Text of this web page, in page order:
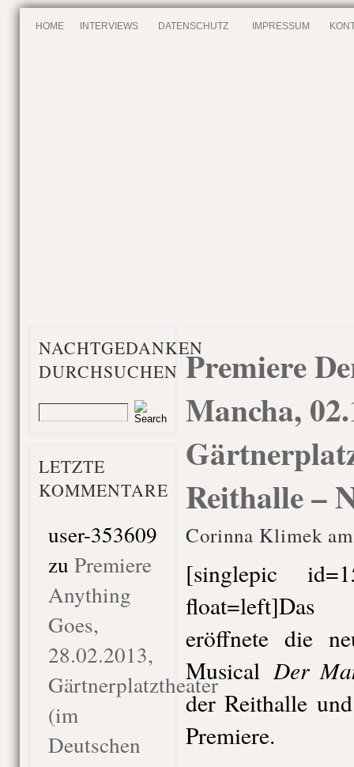
HOME INTERVIEWS DATENSCHUTZ IMPRESSUM
NACHTGEDANKEN
DURCHSUCHEN
LETZTE
KOMMENTARE
user-353609
zu Premiere
Anything
Goes,
28.02.2013,
Gärtnerplatztheater
(im
Deutschen
Premiere
Mancha,
Reithalle –
Corinna Klimek
[singlepic
float=left]Das
eröffnete die
MusicalDer
der Reithalle
Premiere.